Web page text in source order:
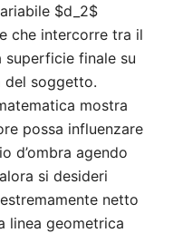
$d_2$
che intercorre tra il
finale su
del soggetto.
mostra
possa influenzare
d’ombra agendo
si desideri
netto
linea geometrica